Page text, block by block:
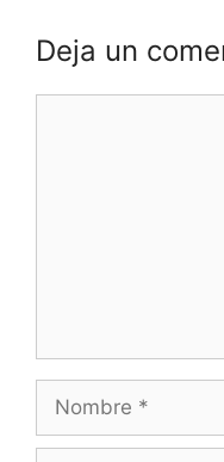
Deja un